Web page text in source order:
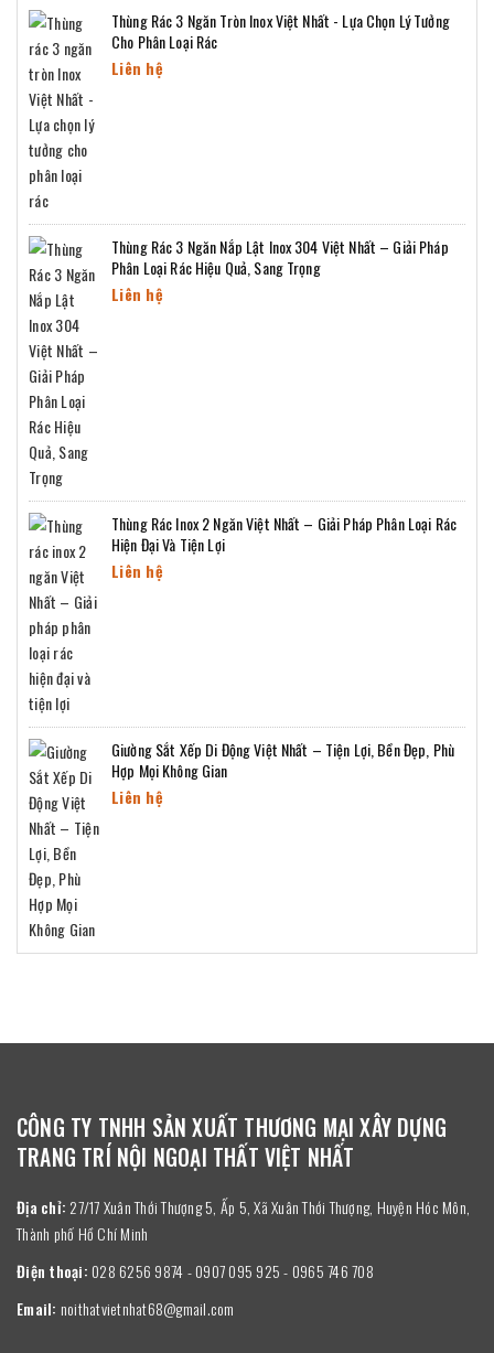
Thùng Rác 3 Ngăn Tròn Inox Việt Nhất - Lựa Chọn Lý Tưởng
Cho Phân Loại Rác
Liên hệ
Thùng Rác 3 Ngăn Nắp Lật Inox 304 Việt Nhất – Giải Pháp
Phân Loại Rác Hiệu Quả, Sang Trọng
Liên hệ
Thùng Rác Inox 2 Ngăn Việt Nhất – Giải Pháp Phân Loại Rác
Hiện Đại Và Tiện Lợi
Liên hệ
Giường Sắt Xếp Di Động Việt Nhất – Tiện Lợi, Bền Đẹp, Phù
Hợp Mọi Không Gian
Liên hệ
CÔNG TY TNHH SẢN XUẤT THƯƠNG MẠI XÂY DỰNG
TRANG TRÍ NỘI NGOẠI THẤT VIỆT NHẤT
Địa chỉ: 27/17 Xuân Thới Thượng 5, Ấp 5, Xã Xuân Thới Thượng, Huyện Hóc Môn,
Thành phố Hồ Chí Minh
Điện thoại: 028 6256 9874 - 0907 095 925 - 0965 746 708
Email: noithatvietnhat68@gmail.com